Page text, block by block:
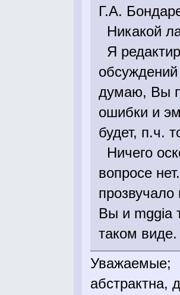
Г.А.
Никакой
Я
думаю, Вы
ошибки и
будет, п.ч.
Ничего
вопросе
Вы и mggia
таком виде.
Уважаемые;
абстрактна,